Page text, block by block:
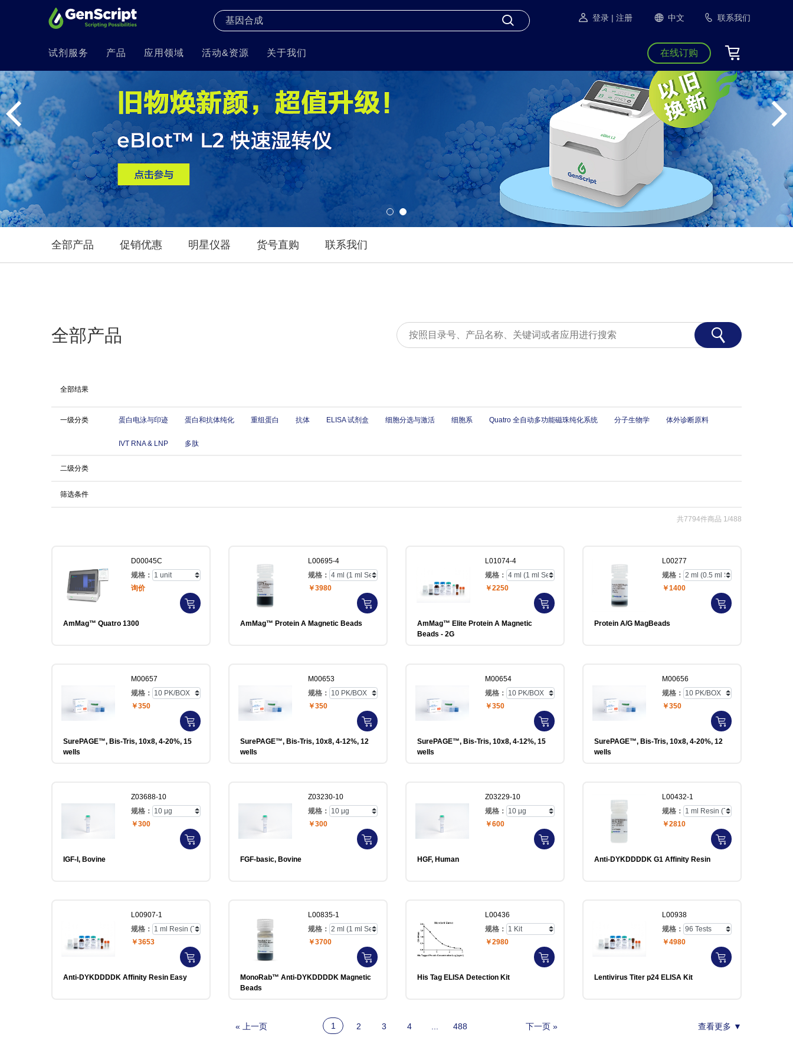
登录 | 注册 中文 联系我们
试剂服务 产品 应用领域 活动&资源 关于我们 在线订购
全部产品 促销优惠 明星仪器 货号直购 联系我们
全部产品
全部结果
一级分类 蛋白电泳与印迹 蛋白和抗体纯化 重组蛋白 抗体 ELISA 试剂盒 细胞分选与激活 细胞系 Quatro 全自动多功能磁珠纯化系统 分子生物学 体外诊断原料
IVT RNA & LNP 多肽
二级分类
筛选条件
共7794件商品 1/488
D00045C
规格：
询价
AmMag™ Quatro 1300
L00695-4
规格：
￥3980
AmMag™ Protein A Magnetic Beads
L01074-4
规格：
￥2250
AmMag™ Elite Protein A Magnetic
Beads - 2G
L00277
规格：
￥1400
Protein A/G MagBeads
M00657
规格：
￥350
SurePAGE™, Bis-Tris, 10x8, 4-20%, 15
wells
M00653
规格：
￥350
SurePAGE™, Bis-Tris, 10x8, 4-12%, 12
wells
M00654
规格：
￥350
SurePAGE™, Bis-Tris, 10x8, 4-12%, 15
wells
M00656
规格：
￥350
SurePAGE™, Bis-Tris, 10x8, 4-20%, 12
wells
Z03688-10
规格：
￥300
IGF-I, Bovine
Z03230-10
规格：
￥300
FGF-basic, Bovine
Z03229-10
规格：
￥600
HGF, Human
L00432-1
规格：
￥2810
Anti-DYKDDDDK G1 Affinity Resin
L00907-1
规格：
￥3653
Anti-DYKDDDDK Affinity Resin Easy
L00835-1
规格：
￥3700
MonoRab™ Anti-DYKDDDDK Magnetic
Beads
L00436
规格：
￥2980
His Tag ELISA Detection Kit
L00938
规格：
￥4980
Lentivirus Titer p24 ELISA Kit
« 上一页 1 2 3 4 488 下一页 » 查看更多 ▼